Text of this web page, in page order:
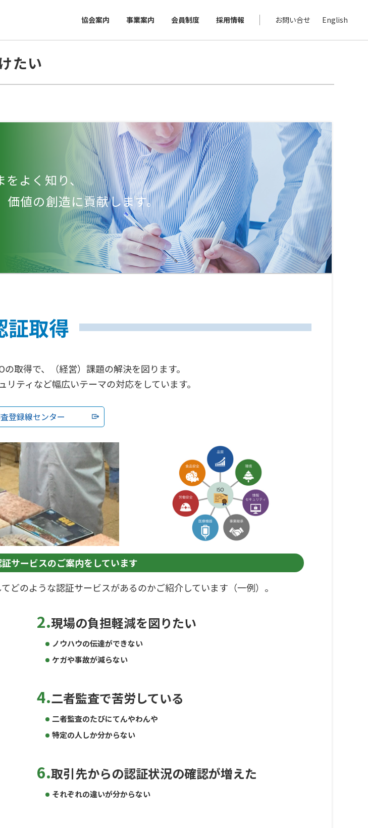
協会案内 事業案内 会員制度 採用情報 お問い合せ English
たい
をよく知り、
価値の創造に貢献します。
証取得
取得で、（経営）課題の解決を図ります。
ティなど幅広いテーマの対応をしています。
登録線センター
サービスのご案内をしています
どのような認証サービスがあるのかご紹介しています（一例）。
2.現場の負担軽減を図りたい
ノウハウの伝達ができない
ケガや事故が減らない
4.二者監査で苦労している
二者監査のたびにてんやわんや
特定の人しか分からない
6.取引先からの認証状況の確認が増えた
それぞれの違いが分からない